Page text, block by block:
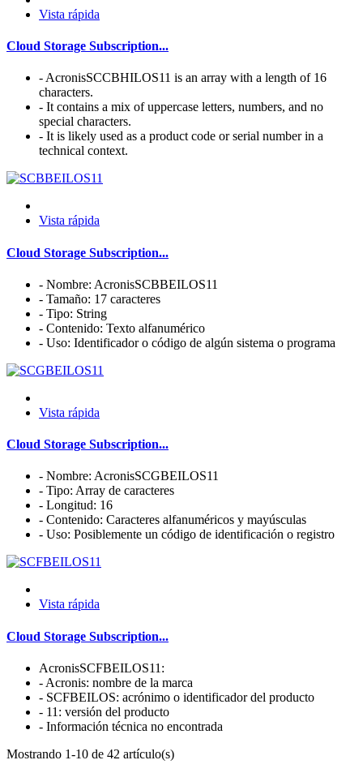
Vista rápida
Cloud Storage Subscription...
- AcronisSCCBHILOS11 is an array with a length of 16
characters.
- It contains a mix of uppercase letters, numbers, and no
special characters.
- It is likely used as a product code or serial number in a
technical context.
Vista rápida
Cloud Storage Subscription...
- Nombre: AcronisSCBBEILOS11
- Tamaño: 17 caracteres
- Tipo: String
- Contenido: Texto alfanumérico
- Uso: Identificador o código de algún sistema o programa
Vista rápida
Cloud Storage Subscription...
- Nombre: AcronisSCGBEILOS11
- Tipo: Array de caracteres
- Longitud: 16
- Contenido: Caracteres alfanuméricos y mayúsculas
- Uso: Posiblemente un código de identificación o registro
Vista rápida
Cloud Storage Subscription...
AcronisSCFBEILOS11:
- Acronis: nombre de la marca
- SCFBEILOS: acrónimo o identificador del producto
- 11: versión del producto
- Información técnica no encontrada
Mostrando 1-10 de 42 artículo(s)